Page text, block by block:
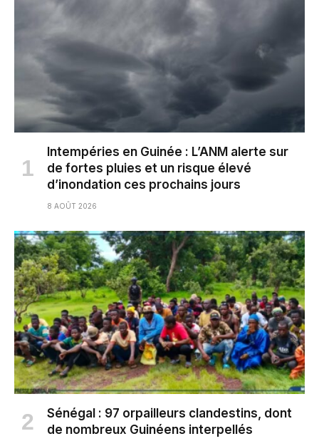
Intempéries en Guinée : L’ANM alerte sur
de fortes pluies et un risque élevé
d’inondation ces prochains jours
8 AOÛT 2026
Sénégal : 97 orpailleurs clandestins, dont
de nombreux Guinéens interpellés